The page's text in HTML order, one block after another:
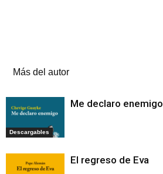
Más del autor
Descargables
Me declaro enemigo
El regreso de Eva